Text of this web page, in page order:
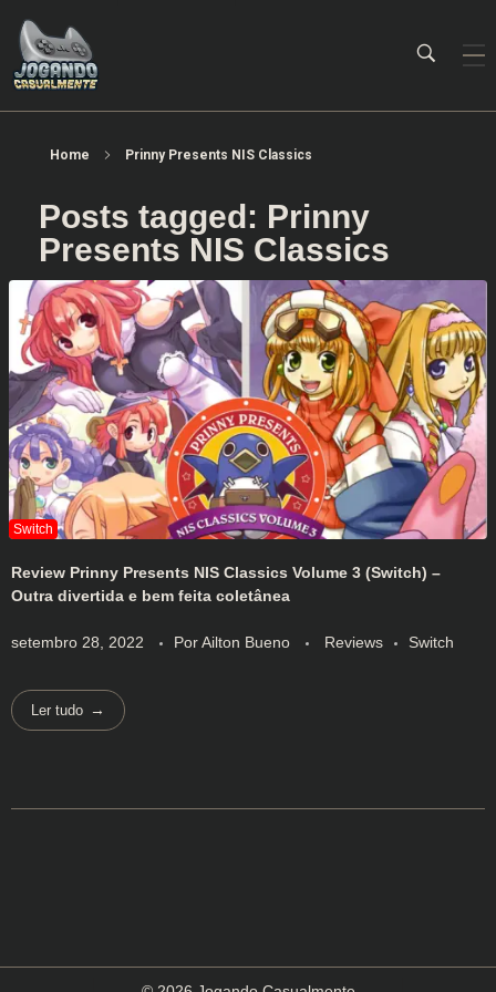
Home Prinny Presents NIS Classics
Posts tagged: Prinny
Presents NIS Classics
Review Prinny Presents NIS Classics Volume 3 (Switch) –
Outra divertida e bem feita coletânea
setembro 28, 2022 PorAilton Bueno Reviews Switch
Ler tudo